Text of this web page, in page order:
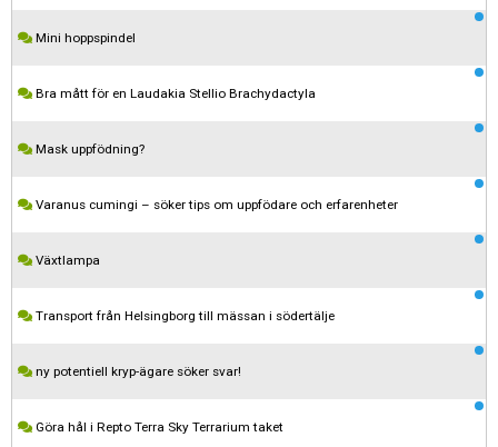
Mini hoppspindel
Bra mått för en Laudakia Stellio Brachydactyla
Mask uppfödning?
Varanus cumingi – söker tips om uppfödare och erfarenheter
Växtlampa
Transport från Helsingborg till mässan i södertälje
ny potentiell kryp-ägare söker svar!
Göra hål i Repto Terra Sky Terrarium taket